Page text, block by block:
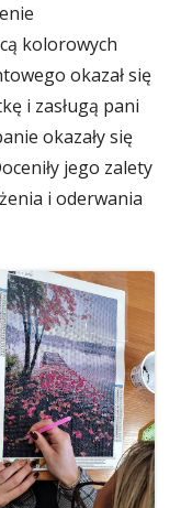
kolorowych
okazał się
i zasługą pani
okazały się
jego zalety
i oderwania